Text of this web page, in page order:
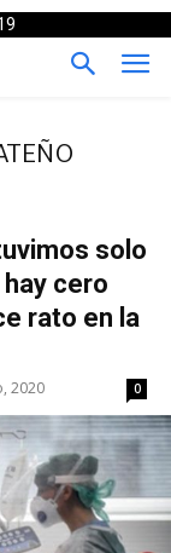
solo
cero
rato en la
2020 0